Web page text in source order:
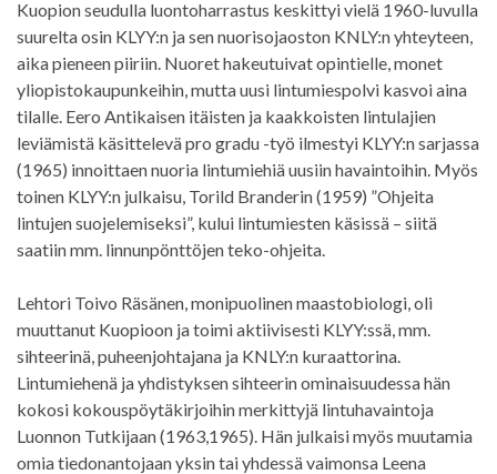
Kuopion seudulla luontoharrastus keskittyi vielä 1960-luvulla
suurelta osin KLYY:n ja sen nuorisojaoston KNLY:n yhteyteen,
aika pieneen piiriin. Nuoret hakeutuivat opintielle, monet
yliopistokaupunkeihin, mutta uusi lintumiespolvi kasvoi aina
tilalle. Eero Antikaisen itäisten ja kaakkoisten lintulajien
leviämistä käsittelevä pro gradu -työ ilmestyi KLYY:n sarjassa
(1965) innoittaen nuoria lintumiehiä uusiin havaintoihin. Myös
toinen KLYY:n julkaisu, Torild Branderin (1959) ”Ohjeita
lintujen suojelemiseksi”, kului lintumiesten käsissä – siitä
saatiin mm. linnunpönttöjen teko-ohjeita.
Lehtori Toivo Räsänen, monipuolinen maastobiologi, oli
muuttanut Kuopioon ja toimi aktiivisesti KLYY:ssä, mm.
sihteerinä, puheenjohtajana ja KNLY:n kuraattorina.
Lintumiehenä ja yhdistyksen sihteerin ominaisuudessa hän
kokosi kokouspöytäkirjoihin merkittyjä lintuhavaintoja
Luonnon Tutkijaan (1963,1965). Hän julkaisi myös muutamia
omia tiedonantojaan yksin tai yhdessä vaimonsa Leena